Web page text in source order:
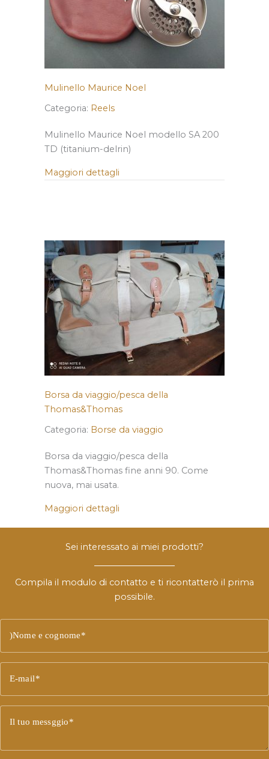
Mulinello Maurice Noel
Categoria: Reels
Mulinello Maurice Noel modello SA 200
TD (titanium-delrin)
Maggiori dettagli
Borsa da viaggio/pesca della
Thomas&Thomas
Categoria: Borse da viaggio
Borsa da viaggio/pesca della
Thomas&Thomas fine anni 90. Come
nuova, mai usata.
Maggiori dettagli
Sei interessato ai miei prodotti?
Compila il modulo di contatto e ti ricontatterò il prima
possibile.
)Nome e cognome
E-mail
Il tuo messggio